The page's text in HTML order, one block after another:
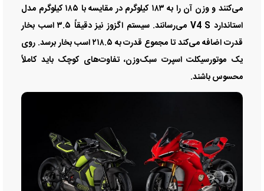
می‌کنند و وزن آن را به ۱۸۳ کیلوگرم در مقایسه با ۱۸۵ کیلوگرم مدل
استاندارد V4 S می‌رسانند. سیستم اگزوز نیز دقیقاً ۳.۵ اسب‌ بخار
قدرت اضافه می‌کند تا مجموع قدرت به ۲۱۸.۵ اسب‌ بخار برسد. روی
یک موتورسیکلت اسپرت سبک‌وزن، تفاوت‌های کوچک باید کاملاً
محسوس باشند.